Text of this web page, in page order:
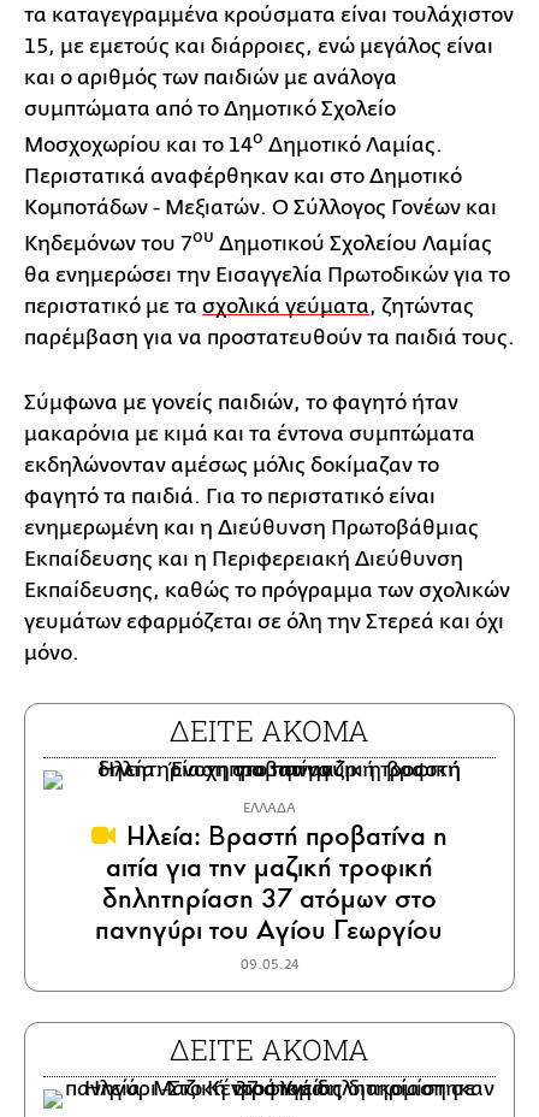
τα καταγεγραμμένα κρούσματα είναι τουλάχιστον
15, με εμετούς και διάρροιες, ενώ μεγάλος είναι
και ο αριθμός των παιδιών με ανάλογα
συμπτώματα από το Δημοτικό Σχολείο
Μοσχοχωρίου και το 14ο Δημοτικό Λαμίας.
Περιστατικά αναφέρθηκαν και στο Δημοτικό
Κομποτάδων - Μεξιατών. Ο Σύλλογος Γονέων και
Κηδεμόνων του 7ου Δημοτικού Σχολείου Λαμίας
θα ενημερώσει την Εισαγγελία Πρωτοδικών για το
περιστατικό με τα σχολικά γεύματα, ζητώντας
παρέμβαση για να προστατευθούν τα παιδιά τους.
Σύμφωνα με γονείς παιδιών, το φαγητό ήταν
μακαρόνια με κιμά και τα έντονα συμπτώματα
εκδηλώνονταν αμέσως μόλις δοκίμαζαν το
φαγητό τα παιδιά. Για το περιστατικό είναι
ενημερωμένη και η Διεύθυνση Πρωτοβάθμιας
Εκπαίδευσης και η Περιφερειακή Διεύθυνση
Εκπαίδευσης, καθώς το πρόγραμμα των σχολικών
γευμάτων εφαρμόζεται σε όλη την Στερεά και όχι
μόνο.
ΔΕΙΤΕ ΑΚΟΜΑ
ΕΛΛΑΔΑ
Ηλεία: Βραστή προβατίνα η
αιτία για την μαζική τροφική
δηλητηρίαση 37 ατόμων στο
πανηγύρι του Αγίου Γεωργίου
09.05.24
ΔΕΙΤΕ ΑΚΟΜΑ